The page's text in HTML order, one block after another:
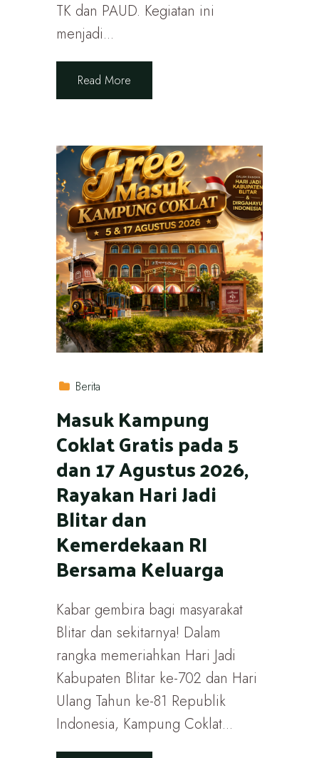
TK dan PAUD. Kegiatan ini
menjadi...
Read More
Berita
Masuk Kampung
Coklat Gratis pada 5
dan 17 Agustus 2026,
Rayakan Hari Jadi
Blitar dan
Kemerdekaan RI
Bersama Keluarga
Kabar gembira bagi masyarakat
Blitar dan sekitarnya! Dalam
rangka memeriahkan Hari Jadi
Kabupaten Blitar ke-702 dan Hari
Ulang Tahun ke-81 Republik
Indonesia, Kampung Coklat...